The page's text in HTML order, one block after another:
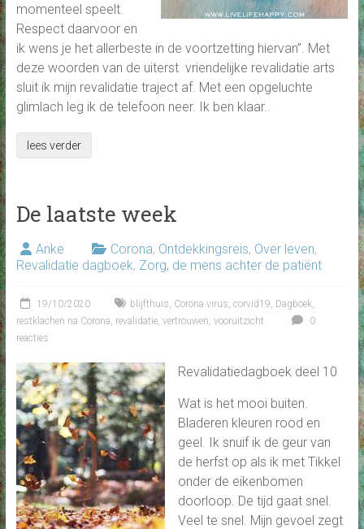
momenteel speelt.
Respect daarvoor en
ik wens je het allerbeste in de voortzetting hiervan”. Met
deze woorden van de uiterst vriendelijke revalidatie arts
sluit ik mijn revalidatie traject af. Met een opgeluchte
glimlach leg ik de telefoon neer. Ik ben klaar..
lees verder
De laatste week
Anke Corona, Ontdekkingsreis, Over leven,
Revalidatie dagboek, Zorg, de mens achter de patiënt
19/10/2020 blijfthuis Corona virus corvid19 Dagboek,
restklachen na Corona revalidatie, vertrouwen vooruitzicht
0
reacties
Revalidatiedagboek deel 10
Wat is het mooi buiten.
Bladeren kleuren rood en
geel. Ik snuif ik de geur van
de herfst op als ik met Tikkel
onder de eikenbomen
doorloop. De tijd gaat snel.
Veel te snel. Mijn gevoel zegt